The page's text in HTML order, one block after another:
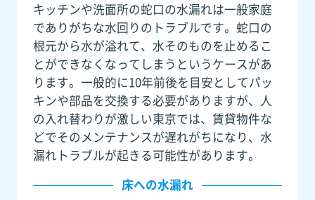
キッチンや洗面所の蛇口の水漏れは一般家庭
でありがちな水回りのトラブルです。蛇口の
根元から水が溢れて、水そのものを止めるこ
とができなくなってしまうというケースがあ
ります。一般的に10年前後を目安としてパッ
キンや部品を交換する必要がありますが、人
の入れ替わりが激しい東京では、賃貸物件な
どでそのメンテナンスが遅れがちになり、水
漏れトラブルが起きる可能性があります。
床への水漏れ